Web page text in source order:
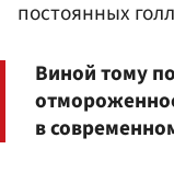
постоянных
Виной тому
в